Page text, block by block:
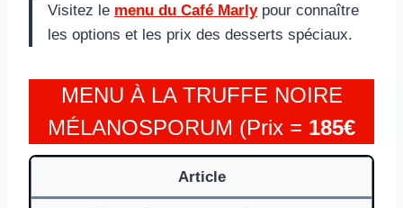
Visitez le menu du Café Marlypour connaître
les options et les prix des desserts spéciaux.
MENU À LA TRUFFE NOIRE
MÉLANOSPORUM (Prix = 185€
Article